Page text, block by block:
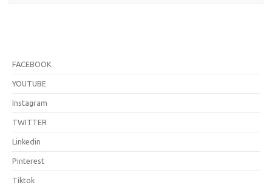
FACEBOOK
YOUTUBE
Instagram
TWITTER
Linkedin
Pinterest
Tiktok